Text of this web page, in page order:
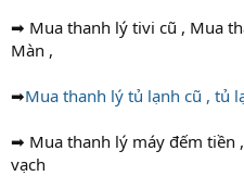
➡ Mua thanh lý tivi cũ , Mua
Màn ,
➡Mua thanh lý tủ lạnh cũ , tủ
➡ Mua thanh lý máy đếm tiền
vạch